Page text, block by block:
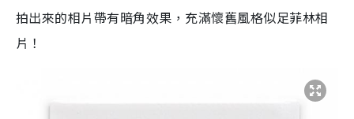
拍出來的相片帶有暗角效果 ，充滿懷舊風格似足菲林相
片！